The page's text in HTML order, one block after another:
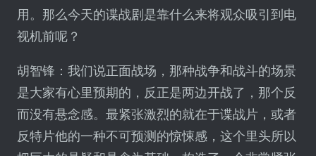
用。那么今天的谍战剧是靠什么来将观众吸引到电
视机前呢？
胡智锋：我们说正面战场，那种战争和战斗的场景
是大家有心里预期的，反正是两边开战了，那个反
而没有悬念感。最紧张激烈的就在于谍战片，或者
反特片他的一种不可预测的惊悚感，这个里头所以